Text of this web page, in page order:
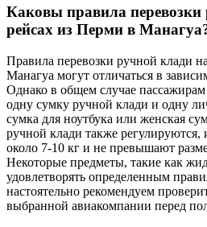
Каковы правила
рейсах из Перми в
Правила перевозки ручной клади
Манагуа могут отличаться в
Однако в общем случае пассажирам
одну сумку ручной клади и одну
сумка для ноутбука или женская
ручной клади также регулируются,
около 7-10 кг и не превышают
Некоторые предметы, такие как
удовлетворять определенным
настоятельно рекомендуем
выбранной авиакомпании перед